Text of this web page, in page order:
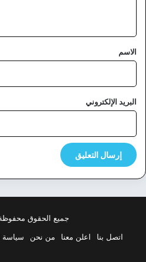
*
الاسم
البريد الإلكتروني
جميع الحقوق
اتصل بنا
اعلن معنا من نحن سياسة